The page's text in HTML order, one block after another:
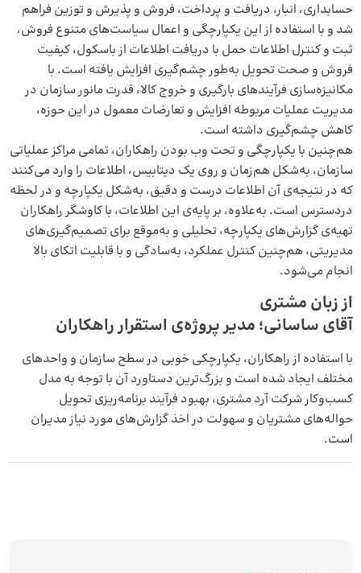
حسابداری، انبار، دریافت و پرداخت، فروش و پذیرش و توزین فراهم
شد و با استفاده از این یکپارچگی و اعمال سیاست‌های متنوع فروش،
ثبت و کنترل اطلاعات حمل با دریافت اطلاعات از باسکول، کیفیت
فروش و صحت تحویل به‌طور چشم‌گیری افزایش یافته است. با
مکانیزه‌سازی فرآیندهای بارگیری و خروج کالا، قدرت مانور سازمان در
مدیریت عملیات مربوطه افزایش و تعارضات معمول در این حوزه،
کاهش چشم‌گیری داشته است.
هم‌چنین با یکپارچگی و تحت وب بودن راهکاران، تمامی مراکز عملیاتی
سازمان، به‌شکل هم‌زمان و روی یک دیتابیس، اطلاعات را وارد می‌کنند
که در نتیجه‌ی آن اطلاعات درست و دقیق، به‌شکل یکپارچه و در لحظه
دردسترس است. به‌علاوه، بر پایه‌ی این اطلاعات، با کاوشگر راهکاران
تهیه‌ی گزارش‌های یکپارچه، تحلیلی و به‌‌موقع برای تصمیم‌گیری‌های
مدیریتی، هم‌چنین کنترل عملکرد، به‌‌سادگی و با قابلیت اتکای بالا
انجام می‌شود.
از زبان مشتری
آقای ساسانی؛ مدیر پروژه‌ی استقرار راهکاران
با استفاده از راهکاران، یکپارچکی خوبی در سطح سازمان و واحدهای
مختلف ایجاد شده است و بزرگ‌ترین دستاورد آن با توجه به مدل
کسب‌وکار شرکت آرد مشتری، بهبود فرآیند برنامه‌ریزی تحویل
حواله‌های مشتریان و سهولت در اخذ گزارش‌های مورد نیاز مدیران
است.